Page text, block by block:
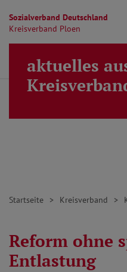
Sozialverband Deutschland
Kreisverband Ploen
Direkt zu den Inhalten
MENÜ
aktuelles
Startseite Kreisverband
Reform ohne
Entlastung